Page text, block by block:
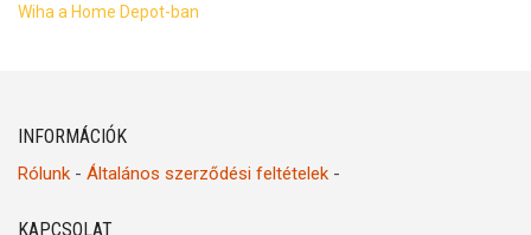
Wiha a Home Depot-ban
INFORMÁCIÓK
Rólunk - Általános szerződési feltételek -
KAPCSOLAT